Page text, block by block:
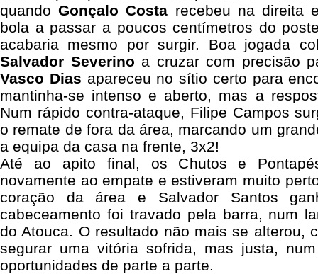
quandoGonçalo Costa recebeu na direita
bola a passar a poucos centímetros do
acabaria mesmo por surgir. Boa jogada
Salvador Severino a cruzar com precisão
Vasco Dias apareceu no sítio certo para
mantinha-se intenso e aberto, mas a
Num rápido contra-ataque, Filipe Campos
o remate de fora da área, marcando um
a equipa da casa na frente, 3x2!
Até ao apito final, os Chutos e
novamente ao empate e estiveram muito
coração da área e Salvador Santos
cabeceamento foi travado pela barra, num
do Atouca. O resultado não mais se alterou,
segurar uma vitória sofrida, mas justa,
oportunidades de parte a parte.